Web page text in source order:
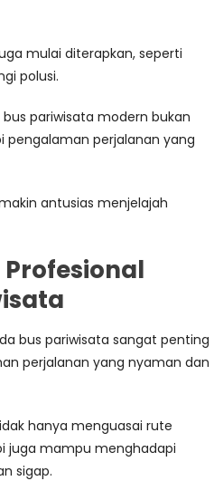
mulai diterapkan, seperti
polusi.
pariwisata modern bukan
pengalaman perjalanan yang
antusias menjelajah
bus pariwisata sangat penting
perjalanan yang nyaman dan
hanya menguasai rute
juga mampu menghadapi
sigap.